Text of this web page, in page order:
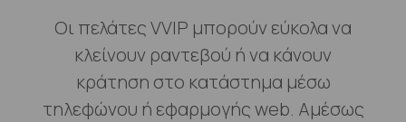
Οι πελάτες VVIP μπορούν εύκολα να
κλείνουν ραντεβού ή να κάνουν
κράτηση στο κατάστημα μέσω
τηλεφώνου ή εφαρμογής web. Αμέσως